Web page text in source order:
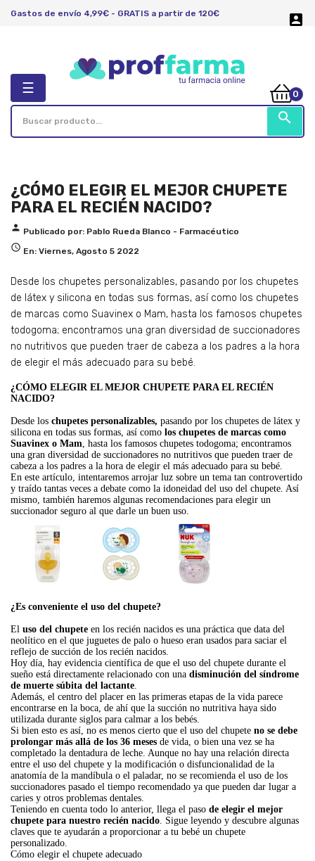
Gastos de envío 4,99€ - GRATIS a partir de 120€ 
search
Navegación
de
palanca
☰ 0
¿CÓMO ELEGIR EL MEJOR CHUPETE
PARA EL RECIÉN NACIDO?
person Publicado por: Pablo Rueda Blanco - Farmacéutico
 En: Viernes, Agosto 5 2022
Desde los chupetes personalizables, pasando por los chupetes
de látex y silicona en todas sus formas, así como los chupetes
de marcas como Suavinex o Mam, hasta los famosos chupetes
todogoma; encontramos una gran diversidad de succionadores
no nutritivos que pueden traer de cabeza a los padres a la hora
de elegir el más adecuado para su bebé.
¿CÓMO ELEGIR EL MEJOR CHUPETE PARA EL RECIÉN
NACIDO?
Desde los chupetes personalizables, pasando por los chupetes de látex y
silicona en todas sus formas, así como los chupetes de marcas como
Suavinex o Mam , hasta los famosos chupetes todogoma; encontramos
una gran diversidad de succionadores no nutritivos que pueden traer de
cabeza a los padres a la hora de elegir el más adecuado para su bebé.
En este artículo, intentaremos arrojar luz sobre un tema tan controvertido
y traído tantas veces a debate como la idoneidad del uso del chupete. Así
mismo, también haremos algunas recomendaciones para elegir un
succionador seguro al que darle un buen uso.
¿Es conveniente el uso del chupete?
El uso del chupete en los recién nacidos es una práctica que data del
neolítico en el que juguetes de palo o hueso eran usados para saciar el
reflejo de succión de los recién nacidos.
Hoy día, hay evidencia científica de que el uso del chupete durante el
sueño está directamente relacionado con una disminución del síndrome
de muerte súbita del lactante.
Además, el centro del placer en las primeras etapas de la vida parece
encontrarse en la boca, de ahí que la succión no nutritiva haya sido
utilizada durante siglos para calmar a los bebés.
Si bien esto es así, no es menos cierto que el uso del chupete no se debe
prolongar más allá de los 36 meses de vida, o bien una vez se ha
completado la dentadura de leche. Aunque no hay una relación directa
entre el uso del chupete y la modificación o disfuncionalidad de la
anatomía de la mandíbula o el paladar, no se recomienda el uso de los
succionadores pasado el tiempo recomendado ya que pueden dar lugar a
caries y otros problemas dentales.
Teniendo en cuenta todo lo anterior, llega el paso de elegir el mejor
chupete para nuestro recién nacido. Sigue leyendo y descubre algunas
claves que te ayudarán a proporcionar a tu bebé un chupete
personalizado.
Cómo elegir el chupete adecuado